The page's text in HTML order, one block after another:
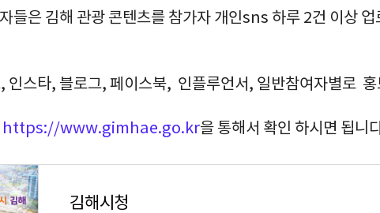
들은 김해 관광 콘텐츠를 참가자 개인sns 하루 2건 이상 업
인스타, 블로그, 페이스북, 인플루언서, 일반참여자별로
https://www.gimhae.go.kr을 통해서 확인 하시면 됩니
김해시청